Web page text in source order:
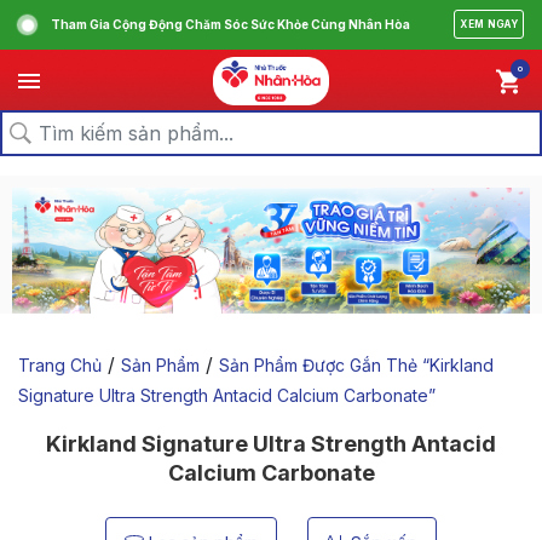
Tham Gia Cộng Động Chăm Sóc Sức Khỏe Cùng Nhân Hòa XEM NGAY
0
Trang Chủ / Sản Phẩm / Sản Phẩm Được Gắn Thẻ “kirkland
Signature Ultra Strength Antacid Calcium Carbonate”
Kirkland Signature Ultra Strength Antacid
Calcium Carbonate